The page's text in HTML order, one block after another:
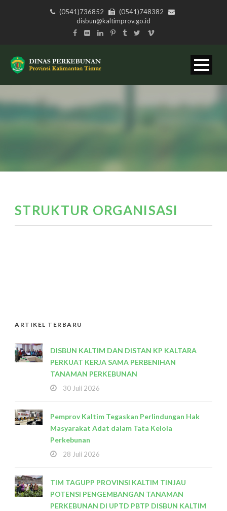
(0541)736852
(0541)748382
disbun@kaltimprov.go.id
STRUKTUR ORGANISASI
ARTIKEL TERBARU
DISBUN KALTIM DAN DISTAN KP KALTARA
PERKUAT KERJA SAMA PERBENIHAN
TANAMAN PERKEBUNAN
30 Juli 2026
Pemprov Kaltim Tegaskan Perlindungan Hak
Masyarakat Adat dalam Tata Kelola
Perkebunan
28 Juli 2026
TIM TAGUPP PROVINSI KALTIM TINJAU
POTENSI PENGEMBANGAN TANAMAN
PERKEBUNAN DI UPTD PBTP DISBUN KALTIM